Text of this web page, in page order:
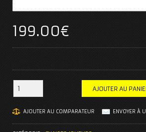
199.00€
AJOUTER AU
AJOUTER AU COMPARATEUR ENVOYER À